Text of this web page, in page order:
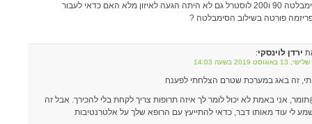
סימבלטה 90 ו200 לוסטרל גם לא היתה הגעה לאיזון מלא האם כדאי לעבור
פורטה בשילוב הסימבלטה ?
ירדן לוינסקי:
באוגוסט 2019 בשעה 14:03
זה באג במערכת שטרם הצלחתי לפענח
אני באמת לא יכול לומר לך איזה תרופות צריך לקחת בלי להכירך. אבל זה
לי עוד מאותו דבר, כדאי להתייעץ עם הרופא שלך על אלטרנטיבות